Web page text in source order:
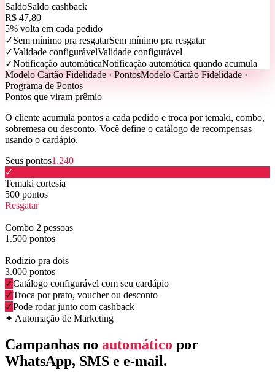
SaldoSaldo cashback
R$ 47,80
5% volta em cada pedido
✓Sem mínimo pra resgatarSem mínimo pra resgatar
✓Validade configurávelValidade configurável
✓Notificação automáticaNotificação automática quando acumula
Modelo Cartão Fidelidade · PontosModelo Cartão Fidelidade ·
Programa de Pontos
Pontos que viram prêmio
O cliente acumula pontos a cada pedido e troca por temaki, combo,
sobremesa ou desconto. Você define o catálogo de recompensas
usando o cardápio.
Seus pontos1.240
✓
Temaki cortesia
500 pontos
Resgatar
Combo 2 pessoas
1.500 pontos
Rodízio pra dois
3.000 pontos
✓Catálogo configurável com seu cardápio
✓Troca por prato, voucher ou desconto
✓Pode rodar junto com cashback
✦ Automação de Marketing
Campanhas no automático por
WhatsApp, SMS e e-mail.